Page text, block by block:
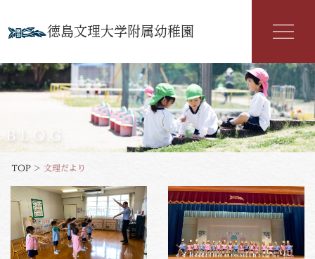
徳島文理大学附属幼稚園
幼稚園紹介
入園案内
年間行事
よくある質問
BLOG
TOP > 文理だより